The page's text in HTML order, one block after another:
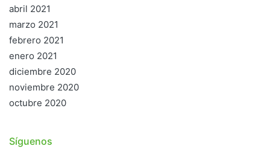
abril 2021
marzo 2021
febrero 2021
enero 2021
diciembre 2020
noviembre 2020
octubre 2020
Síguenos